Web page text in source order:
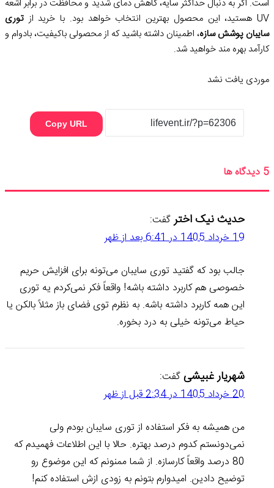
است. اگر به دنبال حداکثر سایه، کاهش دمای شدید و محافظت در برابر اشعه
UV هستید، این محصول بهترین انتخاب خواهد بود. با خرید از
توری
سایبان پوشش سازه، اطمینان داشته باشید که از محصولی باکیفیت، بادوام و
کارآمد بهره مند خواهید شد.
موردی یافت نشد
Copy URL
‫5 دیدگاه ها
حدیث نیک اخترگفت:
19 خرداد 1405 در 6:41 بعد از ظهر
جالب بود که گفتید توری سایبان می‌تونه برای افزایش حریم
خصوصی هم کاربرد داشته باشه! واقعاً فکر نمی‌کردم یه توری
این همه کاربرد داشته باشه. به نظرم توی فضای باز مثلاً بالکن یا
حیاط می‌تونه خیلی به درد بخوره.
شهریار غبیشیگفت:
20 خرداد 1405 در 2:34 قبل از ظهر
من همیشه به فکر استفاده از توری سایبان بودم ولی
نمی‌دونستم کدوم درصد بهتره. حالا با این اطلاعات فهمیدم که
80 درصد واقعاً کارسازه. از شما ممنونم که این موضوع رو
توضیح دادین. امیدوارم بتونم به زودی ازش استفاده کنم!